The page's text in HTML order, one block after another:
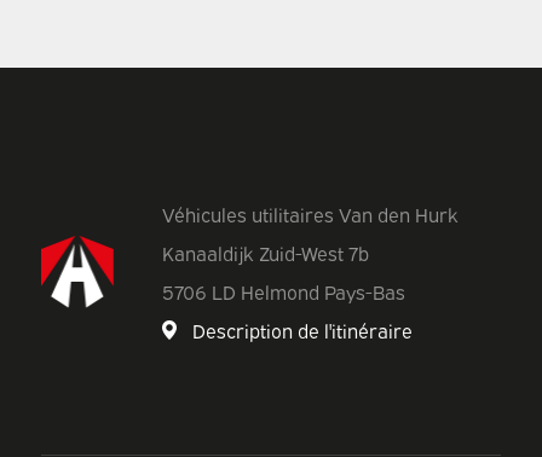
Véhicules utilitaires Van den Hurk
Kanaaldijk Zuid-West 7b
5706 LD Helmond Pays-Bas
Description de l'itinéraire